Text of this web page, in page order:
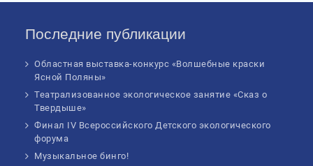
Последние публикации
Областная выставка-конкурс «Волшебные краски
Ясной Поляны»
Театрализованное экологическое занятие «Сказ о
Твердыше»
Финал IV Всероссийского Детского экологического
форума
Музыкальное бинго!